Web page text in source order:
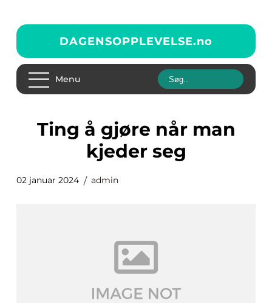
DAGENSOPPLEVELSE.no
Menu
ting å gjøre når man
kjeder seg
02 januar 2024 admin